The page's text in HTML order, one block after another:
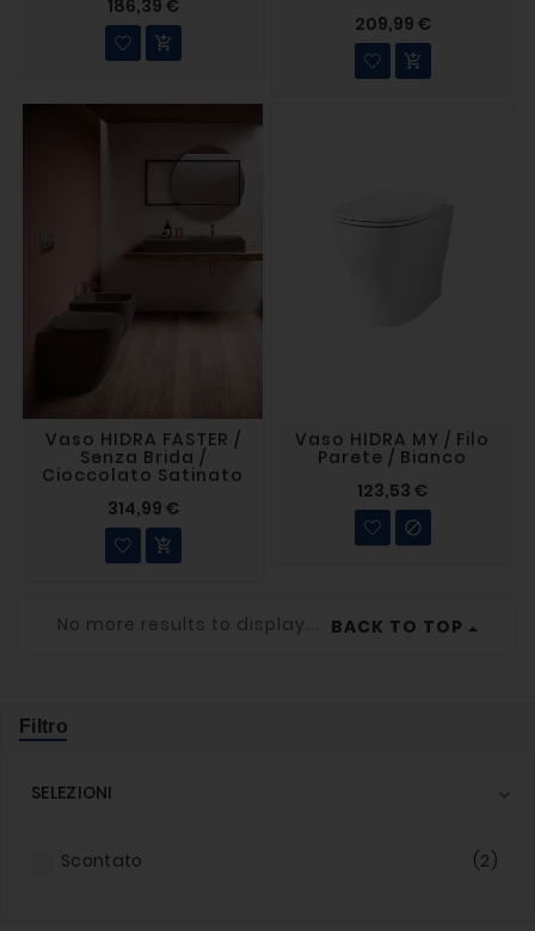
186,39 €

209,99 €

Vaso HIDRA FASTER /
Senza Brida /
Cioccolato Satinato
314,99 €

Vaso HIDRA MY / Filo
Parete / Bianco
123,53 €

No more results to display... BACK TO TOP
Filtro
SELEZIONI 
Scontato (2)